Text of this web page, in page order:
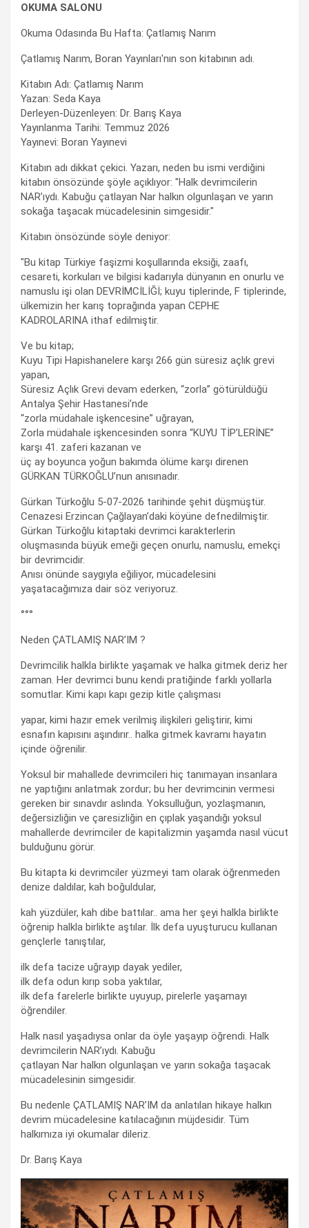
OKUMA SALONU
Okuma Odasında Bu Hafta: Çatlamış Narım
Çatlamış Narım, Boran Yayınları'nın son kitabının adı.
Kitabın Adı: Çatlamış Narım
Yazan: Seda Kaya
Derleyen-Düzenleyen: Dr. Barış Kaya
Yayınlanma Tarihi: Temmuz 2026
Yayınevi: Boran Yayınevi
Kitabın adı dikkat çekici. Yazarı, neden bu ismi verdiğini
kitabın önsözünde şöyle açıklıyor: "Halk devrimcilerin
NAR’ıydı. Kabuğu çatlayan Nar halkın olgunlaşan ve yarın
sokağa taşacak mücadelesinin simgesidir."
Kitabın önsözünde söyle deniyor:
"Bu kitap Türkiye faşizmi koşullarında eksiği, zaafı,
cesareti, korkuları ve bilgisi kadarıyla dünyanın en onurlu ve
namuslu işi olan DEVRİMCİLİĞİ; kuyu tiplerinde, F tiplerinde,
ülkemizin her karış toprağında yapan CEPHE
KADROLARINA ithaf edilmiştir.
Ve bu kitap;
Kuyu Tipi Hapishanelere karşı 266 gün süresiz açlık grevi
yapan,
Süresiz Açlık Grevi devam ederken, “zorla” götürüldüğü
Antalya Şehir Hastanesi’nde
“zorla müdahale işkencesine” uğrayan,
Zorla müdahale işkencesinden sonra “KUYU TİP’LERİNE”
karşı 41. zaferi kazanan ve
üç ay boyunca yoğun bakımda ölüme karşı direnen
GÜRKAN TÜRKOĞLU’nun anısınadır.
Gürkan Türkoğlu 5-07-2026 tarihinde şehit düşmüştür.
Cenazesi Erzincan Çağlayan’daki köyüne defnedilmiştir.
Gürkan Türkoğlu kitaptaki devrimci karakterlerin
oluşmasında büyük emeği geçen onurlu, namuslu, emekçi
bir devrimcidir.
Anısı önünde saygıyla eğiliyor, mücadelesini
yaşatacağımıza dair söz veriyoruz.
°°°
Neden ÇATLAMIŞ NAR’IM ?
Devrimcilik halkla birlikte yaşamak ve halka gitmek deriz her
zaman. Her devrimci bunu kendi pratiğinde farklı yollarla
somutlar. Kimi kapı kapı gezip kitle çalışması
yapar, kimi hazır emek verilmiş ilişkileri geliştirir, kimi
esnafın kapısını aşındırır.. halka gitmek kavramı hayatın
içinde öğrenilir.
Yoksul bir mahallede devrimcileri hiç tanımayan insanlara
ne yaptığını anlatmak zordur; bu her devrimcinin vermesi
gereken bir sınavdır aslında. Yoksulluğun, yozlaşmanın,
değersizliğin ve çaresizliğin en çıplak yaşandığı yoksul
mahallerde devrimciler de kapitalizmin yaşamda nasıl vücut
bulduğunu görür.
Bu kitapta ki devrimciler yüzmeyi tam olarak öğrenmeden
denize daldılar, kah boğuldular,
kah yüzdüler, kah dibe battılar.. ama her şeyi halkla birlikte
öğrenip halkla birlikte aştılar. İlk defa uyuşturucu kullanan
gençlerle tanıştılar,
ilk defa tacize uğrayıp dayak yediler,
ilk defa odun kırıp soba yaktılar,
ilk defa farelerle birlikte uyuyup, pirelerle yaşamayı
öğrendiler.
Halk nasıl yaşadıysa onlar da öyle yaşayıp öğrendi. Halk
devrimcilerin NAR’ıydı. Kabuğu
çatlayan Nar halkın olgunlaşan ve yarın sokağa taşacak
mücadelesinin simgesidir.
Bu nedenle ÇATLAMIŞ NAR’IM da anlatılan hikaye halkın
devrim mücadelesine katılacağının müjdesidir. Tüm
halkımıza iyi okumalar dileriz.
Dr. Barış Kaya